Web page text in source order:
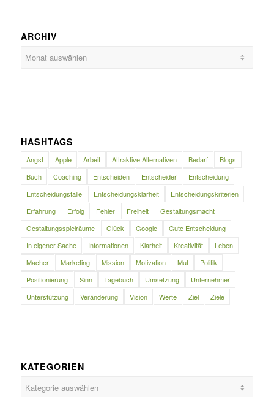
ARCHIV
HASHTAGS
Angst Apple Arbeit Attraktive Alternativen Bedarf
Blogs
Buch
Coaching Entscheiden Entscheider
Entscheidung
Entscheidungsfalle
Entscheidungsklarheit
Entscheidungskriterien
Erfahrung
Erfolg Fehler Freiheit
Gestaltungsmacht
Gestaltungsspielräume
Glück Google
Gute Entscheidung
In eigener Sache
Informationen Klarheit Kreativität
Leben
Macher
Marketing Mission Motivation Mut
Politik
Positionierung
Sinn Tagebuch Umsetzung
Unternehmer
Unterstützung
Veränderung Vision Werte Ziel Ziele
KATEGORIEN